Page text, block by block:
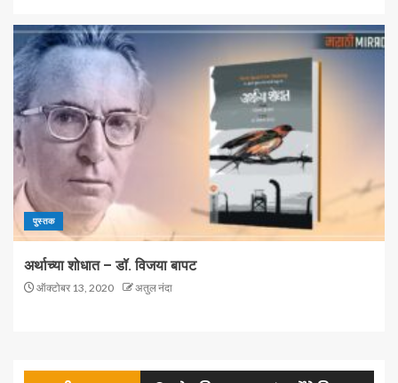
पुस्तक
अर्थाच्या शोधात – डॉ. विजया बापट
ऑक्टोबर 13, 2020 अतुल नंदा